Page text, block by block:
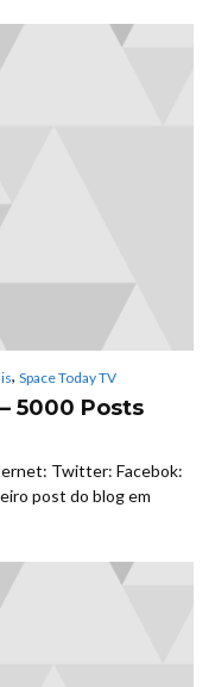
, Space Today TV
5000 Posts
Twitter: Facebok:
post do blog em